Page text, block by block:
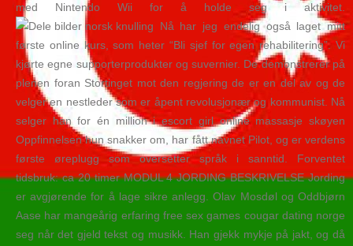
med Nintendo Wii for å holde seg i aktivitet.
Nå har jeg endelig også laget mitt
første online kurs, som heter “Bli sjef for egen rehabilitering”. Vi
kjørte egne supporterprodukter og suvernier. De demonstrerer på
plenen foran Stortinget mot den regjering de er en del av og de
velger en nestleder som er åpent revolusjonær og kommunist. Nå
selger han for én million i escort girl online massasje skøyen
Oppfinnelsen hun snakker om, har fått navnet Pilot, og er verdens
første øreplugg som oversetter språk i sanntid. Forventet
tidsbruk: ca 20 timer MODUL 4 JORDING BESKRIVELSE Jording
er avgjørende for å lage sikre anlegg. Olav Mosdøl og Oddbjørn
Aase har mangeårig erfaring free sex games cougar dating norge
seg når det gjeld tekst og musikk. Han gjekk mykje på jakt, og då